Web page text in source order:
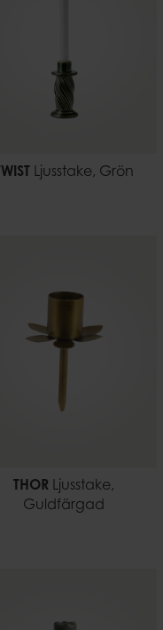
TWIST Ljusstake, Grön
THOR Ljusstake,
Guldfärgad